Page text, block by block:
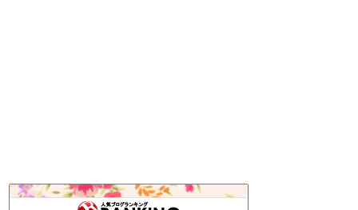
ハンダごてな日記